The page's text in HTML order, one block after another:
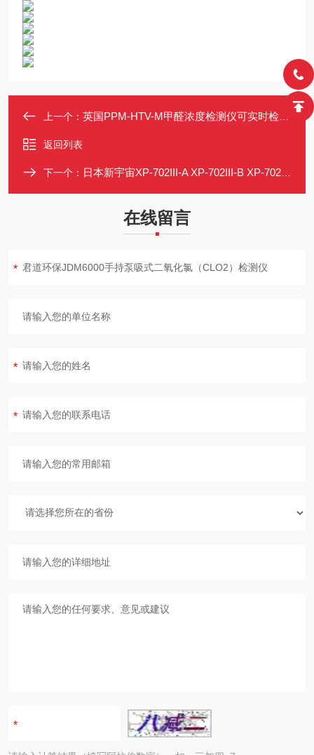
上一个： 英国PPM-HTV-M甲醛浓度检测仪可实时检测更多优惠请详询
返回列表
下一个： 日本新宇宙XP-702III-A XP-702III-B XP-702III-F可燃性气体检测仪
在线留言